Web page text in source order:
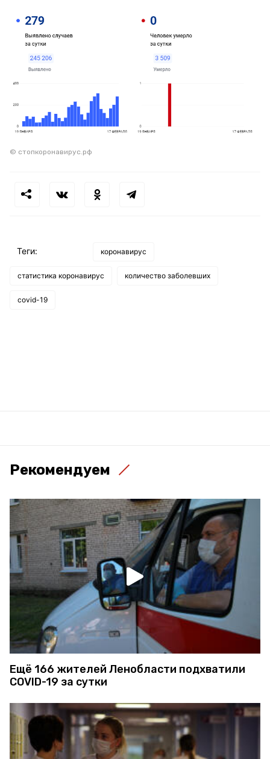
© стопкоронавирус.рф
Теги: коронавирус
статистика коронавирус количество заболевших
covid-19
Рекомендуем
Ещё 166 жителей Ленобласти подхватили
COVID-19 за сутки